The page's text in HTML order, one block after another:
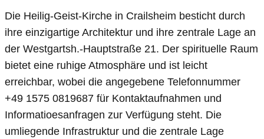
Die Heilig-Geist-Kirche in Crailsheim besticht durch
ihre einzigartige Architektur und ihre zentrale Lage an
der Westgartsh.-Hauptstraße 21. Der spirituelle Raum
bietet eine ruhige Atmosphäre und ist leicht
erreichbar, wobei die angegebene Telefonnummer
+49 1575 0819687 für Kontaktaufnahmen und
Informatioesanfragen zur Verfügung steht. Die
umliegende Infrastruktur und die zentrale Lage